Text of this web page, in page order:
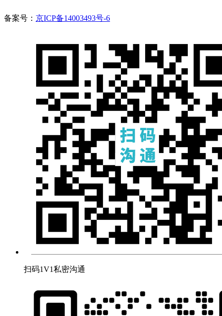
备案号： 京ICP备14003493号-6
扫码1V1私密沟通